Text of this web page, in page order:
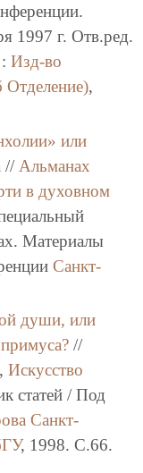
1997 г. Отв.ред.
Изд-во
,
или
// Альманах
в духовном
Материалы
Санкт-
души, или
//
, Искусство
статей / Под
Санкт-
, 1998. C.66.